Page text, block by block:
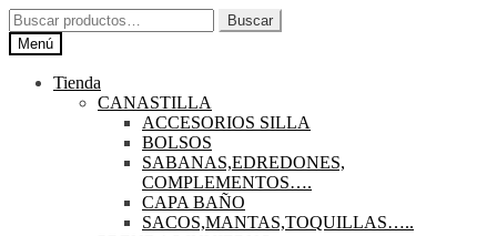
Ir
a
la
navegación
Ir
al
contenido
Buscar
por:
Buscar
Menú
Tienda
CANASTILLA
ACCESORIOS SILLA
BOLSOS
SABANAS,EDREDONES,
COMPLEMENTOS….
CAPA BAÑO
SACOS,MANTAS,TOQUILLAS…..